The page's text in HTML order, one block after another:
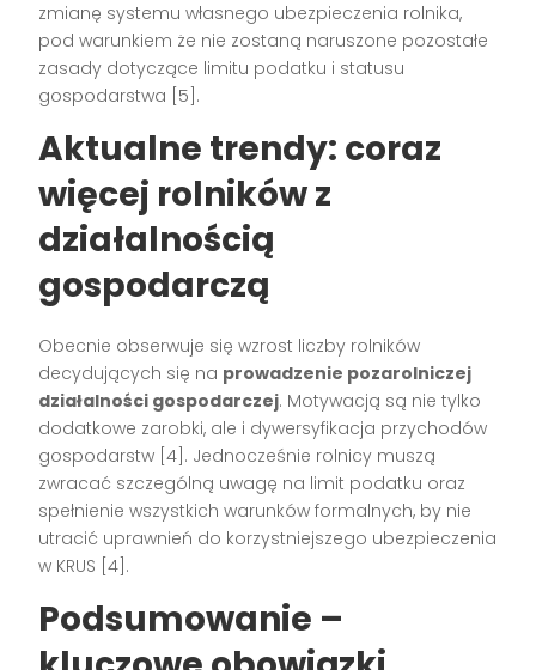
zmianę systemu własnego ubezpieczenia rolnika,
pod warunkiem że nie zostaną naruszone pozostałe
zasady dotyczące limitu podatku i statusu
gospodarstwa [5].
Aktualne trendy: coraz
więcej rolników z
działalnością
gospodarczą
Obecnie obserwuje się wzrost liczby rolników
decydujących się na prowadzenie pozarolniczej
działalności gospodarczej. Motywacją są nie tylko
dodatkowe zarobki, ale i dywersyfikacja przychodów
gospodarstw [4]. Jednocześnie rolnicy muszą
zwracać szczególną uwagę na limit podatku oraz
spełnienie wszystkich warunków formalnych, by nie
utracić uprawnień do korzystniejszego ubezpieczenia
w KRUS [4].
Podsumowanie –